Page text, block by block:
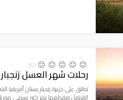
(0)
رحلات شهر العسل زنجبار -
تطلق على جزيرة زنجبار بستان أفريقيا
القرنفل ويقطعها نهر كبير يسمى